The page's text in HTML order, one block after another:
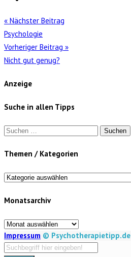
« Nächster Beitrag
Psychologie
Vorheriger Beitrag »
Nicht gut genug?
Anzeige
Suche in allen Tipps
Suchen
Themen / Kategorien
Themen
Kategorien
Monatsarchiv
Monatsarchiv
Impressum © Psychotherapietipp.de